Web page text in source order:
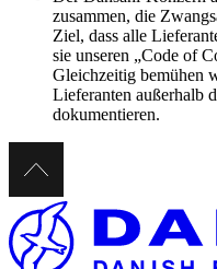
zusammen, die
Ziel, dass alle
sie unseren „Code of
Gleichzeitig bemühen
Lieferanten außerhalb
dokumentieren.